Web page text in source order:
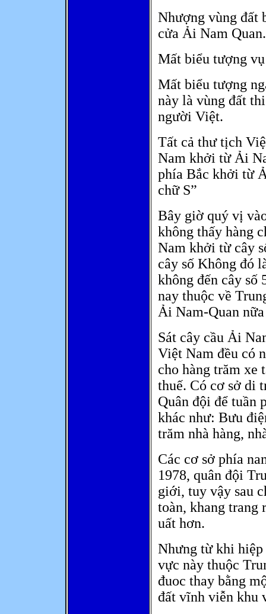
Nhượng vùng đất
cửa Ải Nam Quan.
Mất biểu tượng
Mất biểu tượng
này là vùng đất
người Việt.
Tất cả thư tịch
Nam khởi từ Ải
phía Bắc khởi từ
chữ S”
Bây giờ quý vị
không thấy hàng
Nam khởi từ cây
cây số Không đó
không đến cây số
nay thuộc về
Ải Nam-Quan
Sát cây cầu Ải
Việt Nam đều có
cho hàng trăm xe
thuế. Có cơ sở di
Quân đội để tuần
khác như: Bưu
trăm nhà hàng,
Các cơ sở phía
1978, quân đội
giới, tuy vậy sau
toàn, khang trang
uất hơn.
Nhưng từ khi
vực này thuộc
đuoc thay bằng
đất vĩnh viễn khu